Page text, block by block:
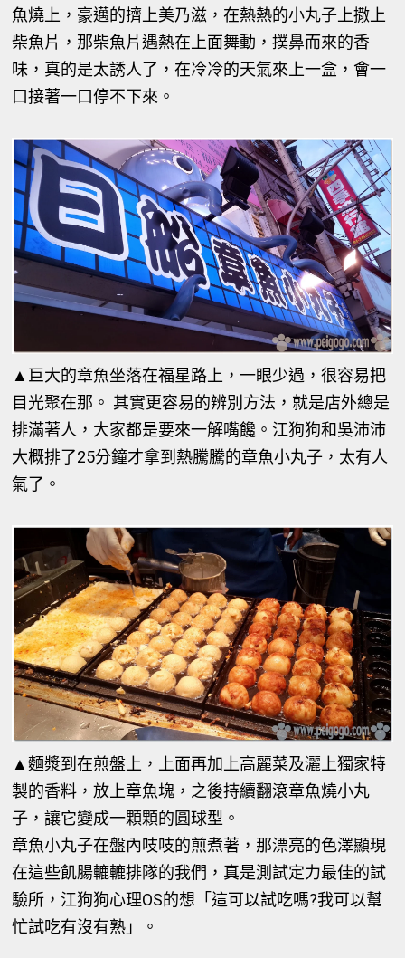
魚燒上，豪邁的擠上美乃滋，在熱熱的小丸子上撒上
柴魚片，那柴魚片遇熱在上面舞動，撲鼻而來的香
味，真的是太誘人了，在冷冷的天氣來上一盒，會一
口接著一口停不下來。
▲ 巨大的章魚坐落在福星路上，一眼少過，很容易把
目光聚在那。 其實更容易的辨別方法，就是店外總是
排滿著人，大家都是要來一解嘴饞。江狗狗和吳沛沛
大概排了25分鐘才拿到熱騰騰的章魚小丸子，太有人
氣了。
▲麵漿到在煎盤上，上面再加上高麗菜及灑上獨家特
製的香料，放上章魚塊，之後持續翻滾章魚燒小丸
子，讓它變成一顆顆的圓球型。
章魚小丸子在盤內吱吱的煎煮著，那漂亮的色澤顯現
在這些飢腸轆轆排隊的我們，真是測試定力最佳的試
驗所，江狗狗心理OS的想「這可以試吃嗎?我可以幫
忙試吃有沒有熟」。